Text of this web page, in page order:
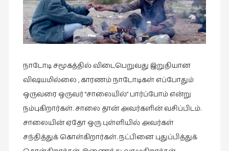
நாடோடி சமூகத்தில் விடைபெறுவது இறுதியான
விஷயமில்லை , காரணம் நாடோடிகள் எப்போதும்
ஒருவரை ஒருவர் “சாலையில்” பார்ப்போம் என்று
நம்புகிறார்கள். சாலை தான் அவர்களின் வசிப்பிடம்.
சாலையின் ஏதோ ஒரு புள்ளியில் அவர்கள்
சந்தித்துக் கொள்கிறார்கள். நட்பினை புதுப்பித்துக்